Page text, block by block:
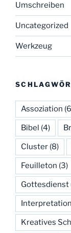
Umschreiben
Uncategorized
Werkzeug
Assoziation
Bibel (4)
Cluster (8)
Feuilleton (3)
Gottesdienst
Interpretation
Kreatives